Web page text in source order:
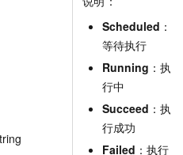
Scheduled ：
等待执行
Running ：执
行中
Succeed ：执
行成功
Failed ：执行